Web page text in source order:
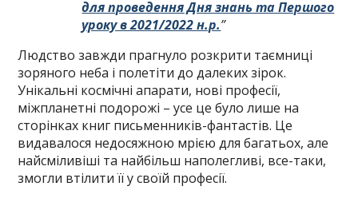
для проведення Дня знань та Першого
уроку в 2021/2022 н.р.”
Людство завжди прагнуло розкрити таємниці
зоряного неба і полетіти до далеких зірок.
Унікальні космічні апарати, нові професії,
міжпланетні подорожі – усе це було лише на
сторінках книг письменників-фантастів. Це
видавалося недосяжною мрією для багатьох, але
найсміливіші та найбільш наполегливі, все-таки,
змогли втілити її у своїй професії.